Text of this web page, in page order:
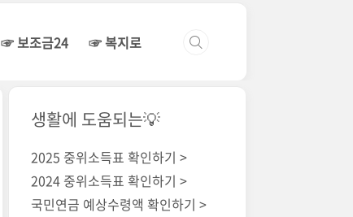
☞ 보조금24 ☞ 복지로
생활에 도움되는💡
2025 중위소득표 확인하기 >
2024 중위소득표 확인하기 >
국민연금 예상수령액 확인하기 >